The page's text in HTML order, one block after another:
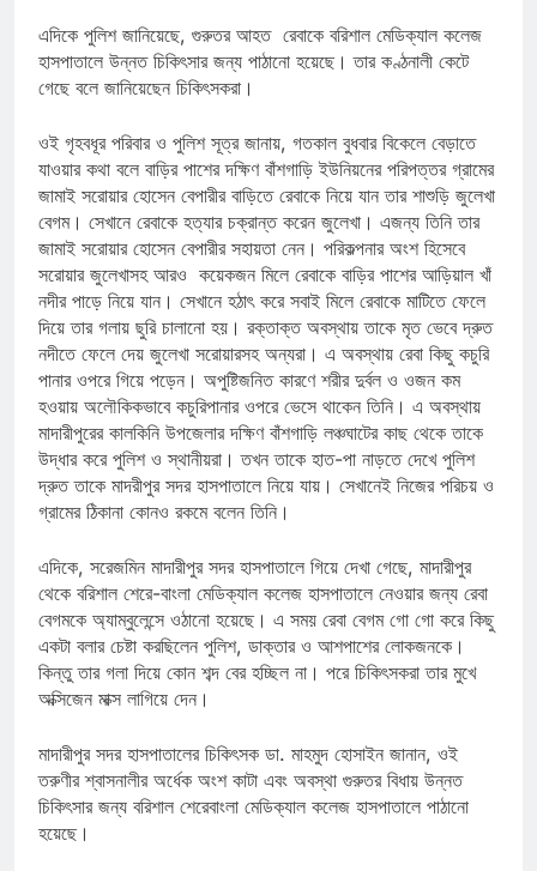
এদিকে পুলিশ জানিয়েছে, গুরুতর আহত রেবাকে বরিশাল মেডিক্যাল কলেজ
হাসপাতালে উন্নত চিকিৎসার জন্য পাঠানো হয়েছে। তার কণ্ঠনালী কেটে
গেছে বলে জানিয়েছেন চিকিৎসকরা।
ওই গৃহবধূর পরিবার ও পুলিশ সূত্র জানায়, গতকাল বুধবার বিকেলে বেড়াতে
যাওয়ার কথা বলে বাড়ির পাশের দক্ষিণ বাঁশগাড়ি ইউনিয়নের পরিপত্তর গ্রামের
জামাই সরোয়ার হোসেন বেপারীর বাড়িতে রেবাকে নিয়ে যান তার শাশুড়ি জুলেখা
বেগম। সেখানে রেবাকে হত্যার চক্রান্ত করেন জুলেখা। এজন্য তিনি তার
জামাই সরোয়ার হোসেন বেপারীর সহায়তা নেন। পরিকল্পনার অংশ হিসেবে
সরোয়ার জুলেখাসহ আরও কয়েকজন মিলে রেবাকে বাড়ির পাশের আড়িয়াল খাঁ
নদীর পাড়ে নিয়ে যান। সেখানে হঠাৎ করে সবাই মিলে রেবাকে মাটিতে ফেলে
দিয়ে তার গলায় ছুরি চালানো হয়। রক্তাক্ত অবস্থায় তাকে মৃত ভেবে দ্রুত
নদীতে ফেলে দেয় জুলেখা সরোয়ারসহ অন্যরা। এ অবস্থায় রেবা কিছু কচুরি
পানার ওপরে গিয়ে পড়েন। অপুষ্টিজনিত কারণে শরীর দুর্বল ও ওজন কম
হওয়ায় অলৌকিকভাবে কচুরিপানার ওপরে ভেসে থাকেন তিনি। এ অবস্থায়
মাদারীপুরের কালকিনি উপজেলার দক্ষিণ বাঁশগাড়ি লঞ্চঘাটের কাছ থেকে তাকে
উদ্ধার করে পুলিশ ও স্থানীয়রা। তখন তাকে হাত-পা নাড়তে দেখে পুলিশ
দ্রুত তাকে মাদরীপুর সদর হাসপাতালে নিয়ে যায়। সেখানেই নিজের পরিচয় ও
গ্রামের ঠিকানা কোনও রকমে বলেন তিনি।
এদিকে, সরেজমিন মাদারীপুর সদর হাসপাতালে গিয়ে দেখা গেছে, মাদারীপুর
থেকে বরিশাল শেরে-বাংলা মেডিক্যাল কলেজ হাসপাতালে নেওয়ার জন্য রেবা
বেগমকে অ্যাম্বুলেন্সে ওঠানো হয়েছে। এ সময় রেবা বেগম গো গো করে কিছু
একটা বলার চেষ্টা করছিলেন পুলিশ, ডাক্তার ও আশপাশের লোকজনকে।
কিন্তু তার গলা দিয়ে কোন শব্দ বের হচ্ছিল না। পরে চিকিৎসকরা তার মুখে
অক্সিজেন মাক্স লাগিয়ে দেন।
মাদারীপুর সদর হাসপাতালের চিকিৎসক ডা. মাহমুদ হোসাইন জানান, ওই
তরুণীর শ্বাসনালীর অর্ধেক অংশ কাটা এবং অবস্থা গুরুতর বিধায় উন্নত
চিকিৎসার জন্য বরিশাল শেরেবাংলা মেডিক্যাল কলেজ হাসপাতালে পাঠানো
হয়েছে।